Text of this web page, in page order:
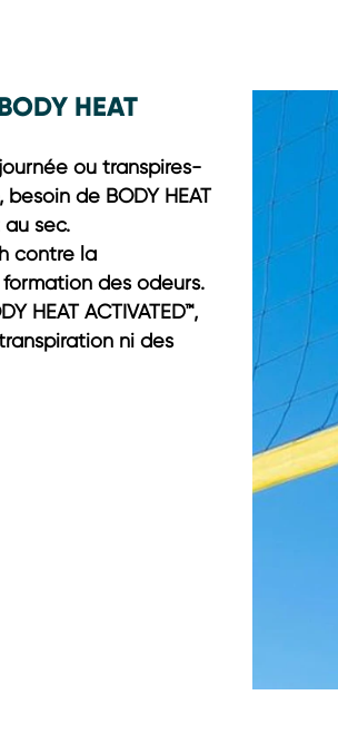
HEAT
ou transpires-
de BODY HEAT
au sec.
contre la
des odeurs.
HEAT ACTIVATED™,
ni des